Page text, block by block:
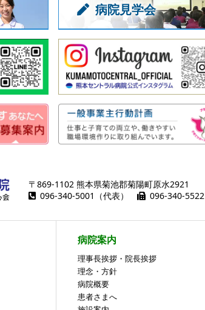
病院見学会
〒869-1102 熊本県菊池郡菊陽町原水2921
096-340-5001（代表）
096-340-5522
病院案内
理事長挨拶・院長挨拶
理念・方針
病院概要
患者さまへ